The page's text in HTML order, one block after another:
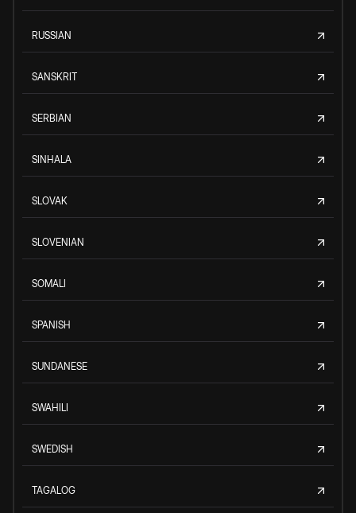
RUSSIAN
SANSKRIT
SERBIAN
SINHALA
SLOVAK
SLOVENIAN
SOMALI
SPANISH
SUNDANESE
SWAHILI
SWEDISH
TAGALOG